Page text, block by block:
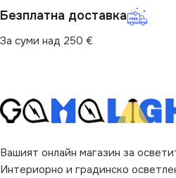
Безплатна доставка
За суми над 250 €
Вашият онлайн магазин за
Интериорно и градинско